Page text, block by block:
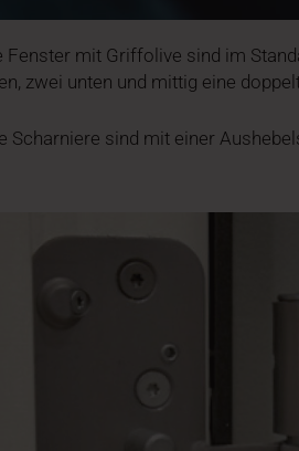
Fenster mit Griffolive sind im
zwei unten und mittig eine
Scharniere sind mit einer